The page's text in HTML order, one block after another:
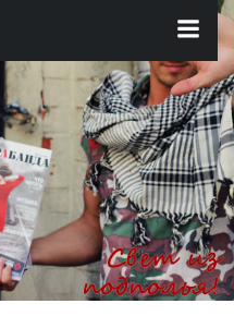
содержимому